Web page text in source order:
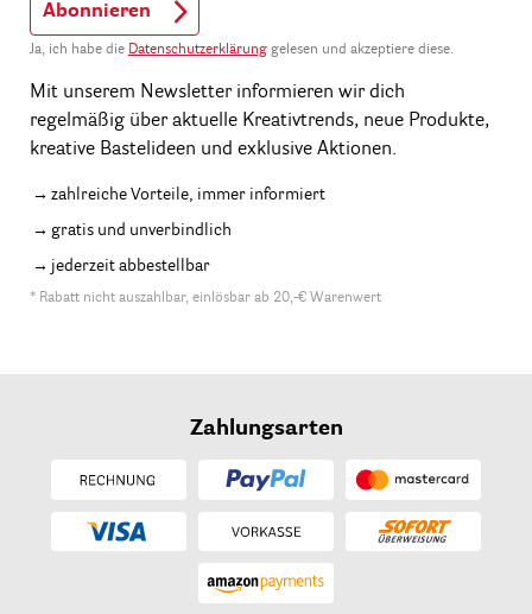
Abonnieren
Ja, ich habe die Datenschutzerklärung gelesen und akzeptiere diese.
Mit unserem Newsletter informieren wir dich
regelmäßig über aktuelle Kreativtrends, neue Produkte,
kreative Bastelideen und exklusive Aktionen.
zahlreiche Vorteile, immer informiert
gratis und unverbindlich
jederzeit abbestellbar
* Rabatt nicht auszahlbar, einlösbar ab 20,-€ Warenwert
Zahlungsarten